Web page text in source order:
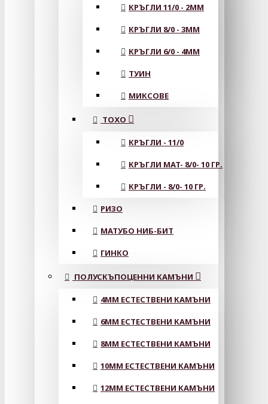
КРЪГЛИ 11/0 - 2MM
КРЪГЛИ 8/0 - 3MM
КРЪГЛИ 6/0 - 4MM
ТУИН
МИКСОВЕ
ТОХО
КРЪГЛИ - 11/0
КРЪГЛИ MAT- 8/0- 10 ГР.
КРЪГЛИ - 8/0- 10 ГР.
РИЗО
МАТУБО НИБ-БИТ
ГИНКО
ПОЛУСКЪПОЦЕННИ КАМЪНИ
4MM ЕСТЕСТВЕНИ КАМЪНИ
6MM ЕСТЕСТВЕНИ КАМЪНИ
8MM ЕСТЕСТВЕНИ КАМЪНИ
10MM ЕСТЕСТВЕНИ КАМЪНИ
12MM ЕСТЕСТВЕНИ КАМЪНИ